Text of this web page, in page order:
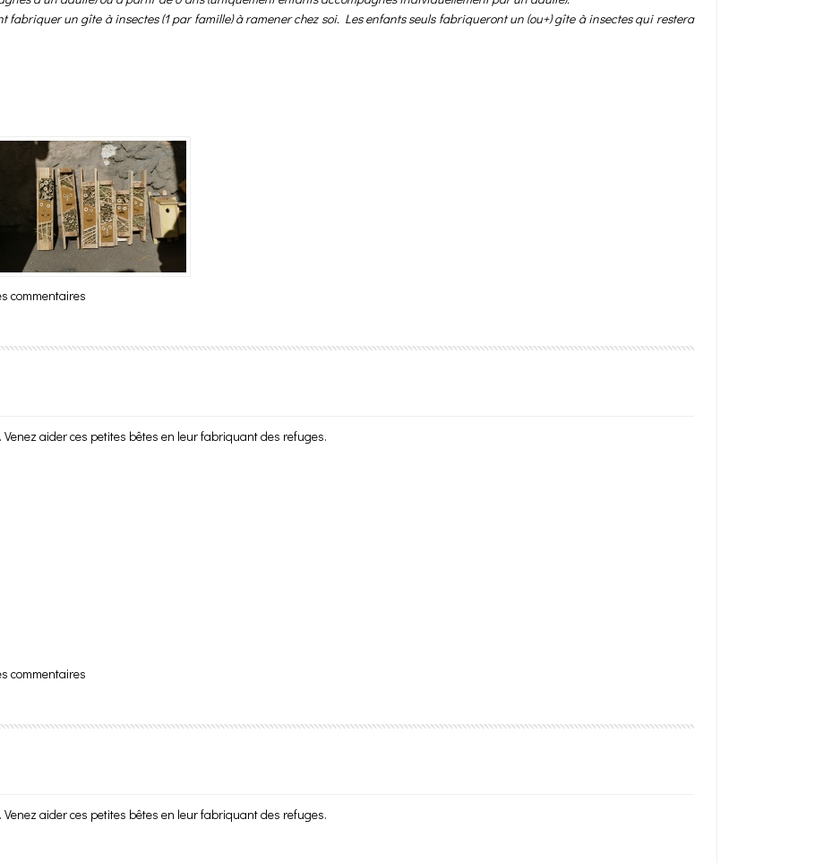
fabriquer un gîte à insectes (1 par famille) à ramener chez soi. Les enfants seuls fabriqueront un (ou+) gîte à insectes qui restera
commentaires
aider ces petites bêtes en leur fabriquant des refuges.
commentaires
aider ces petites bêtes en leur fabriquant des refuges.